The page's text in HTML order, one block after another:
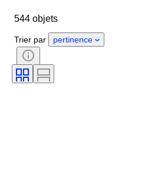
Époque
544 objets
Trier par pertinence